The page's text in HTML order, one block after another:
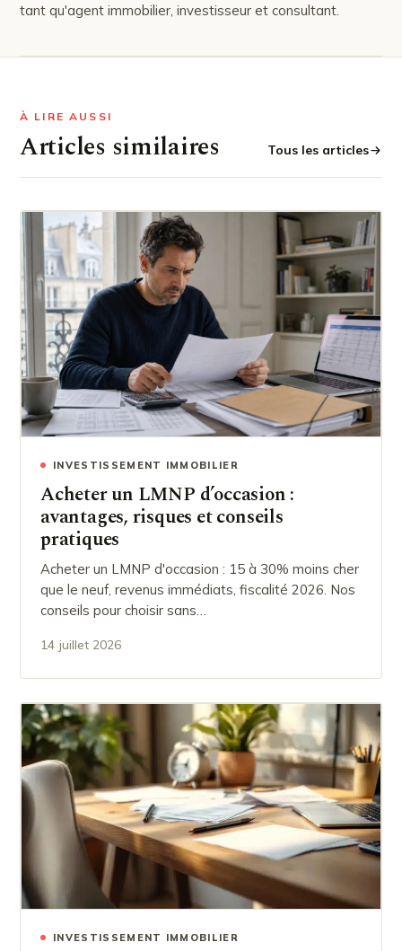
tant qu'agent immobilier, investisseur et consultant.
À LIRE AUSSI
Articles similaires Tous les articles
INVESTISSEMENT IMMOBILIER
Acheter un LMNP d’occasion :
avantages, risques et conseils
pratiques
Acheter un LMNP d'occasion : 15 à 30% moins cher
que le neuf, revenus immédiats, fiscalité 2026. Nos
conseils pour choisir sans…
14 juillet 2026
INVESTISSEMENT IMMOBILIER